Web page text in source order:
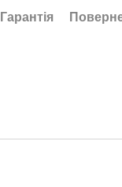
Гарантія